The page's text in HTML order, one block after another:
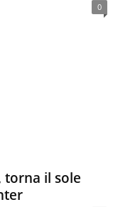
0
torna il sole